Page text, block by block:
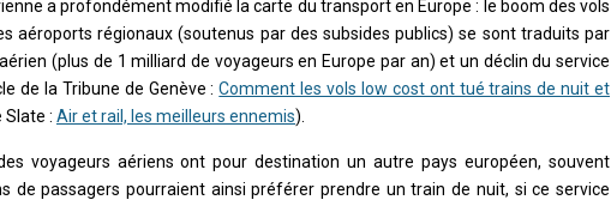
a profondément modifié la carte du transport en Europe : le boom des vols
aéroports régionaux (soutenus par des subsides publics) se sont traduits par
(plus de 1 milliard de voyageurs en Europe par an) et un déclin du service
de la Tribune de Genève :Comment les vols low cost ont tué trains de nuit et
: Air et rail, les meilleurs ennemis).
voyageurs aériens ont pour destination un autre pays européen, souvent
de passagers pourraient ainsi préférer prendre un train de nuit, si ce service